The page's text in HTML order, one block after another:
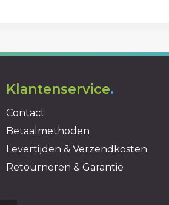
Klantenservice.
Contact
Betaalmethoden
Levertijden & Verzendkosten
Retourneren & Garantie